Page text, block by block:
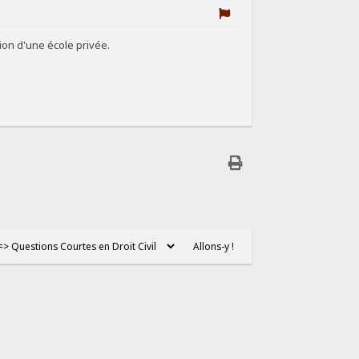
d'une école privée.